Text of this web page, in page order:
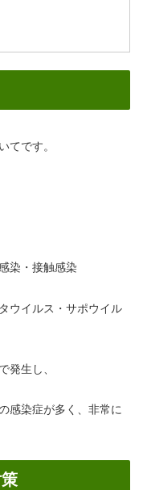
てです。
染・接触感染
ウイルス・サポウイル
発生し、
感染症が多く、非常に